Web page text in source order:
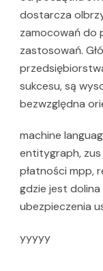
dostarcza
zamocowań do
zastosowań.
sukcesu, są
bezwzględna
machine
entitygraph,
płatności mpp,
gdzie jest
ubezpieczenia
yyyyy